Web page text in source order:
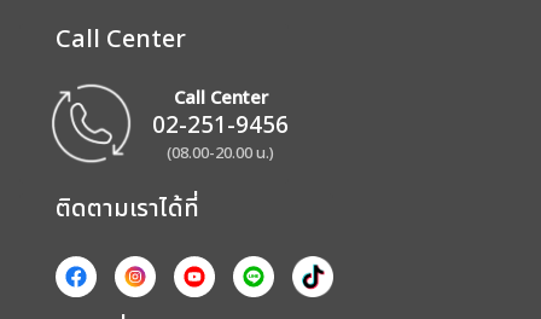
Call Center
Call Center
02-251-9456
(08.00-20.00 น.)
ติดตามเราได้ที่